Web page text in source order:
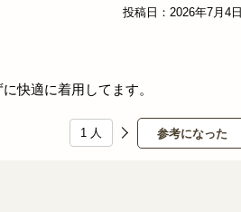
快適に着用してます。
参考になった
1 人
投稿日：2026年7月4日